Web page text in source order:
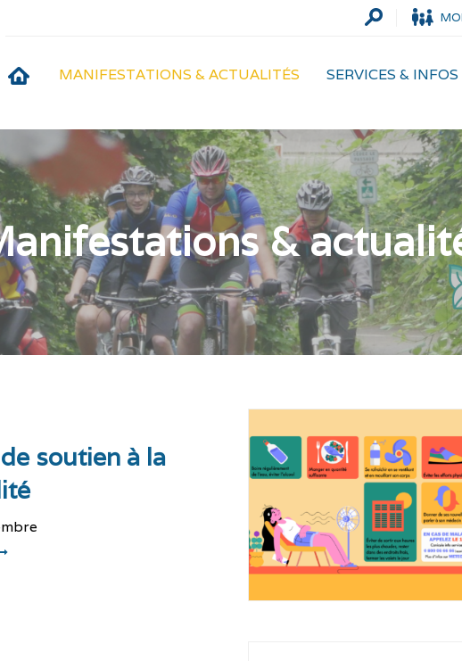
MANIFESTATIONS & ACTUALITÉS SERVICES &
&
soutien à la